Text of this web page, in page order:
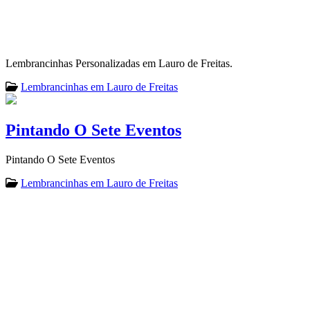
Lembrancinhas Personalizadas em Lauro de Freitas.
Lembrancinhas em Lauro de Freitas
Pintando O Sete Eventos
Pintando O Sete Eventos
Lembrancinhas em Lauro de Freitas